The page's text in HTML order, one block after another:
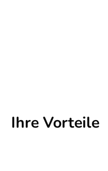
Ihre Vorteile